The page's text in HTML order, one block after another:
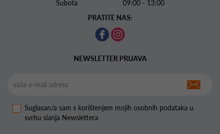
Subota 09:00 - 13:00
PRATITE NAS:
NEWSLETTER PRIJAVA
Suglasan/a sam s korištenjem mojih osobnih podataka u
svrhu slanja Newslettera